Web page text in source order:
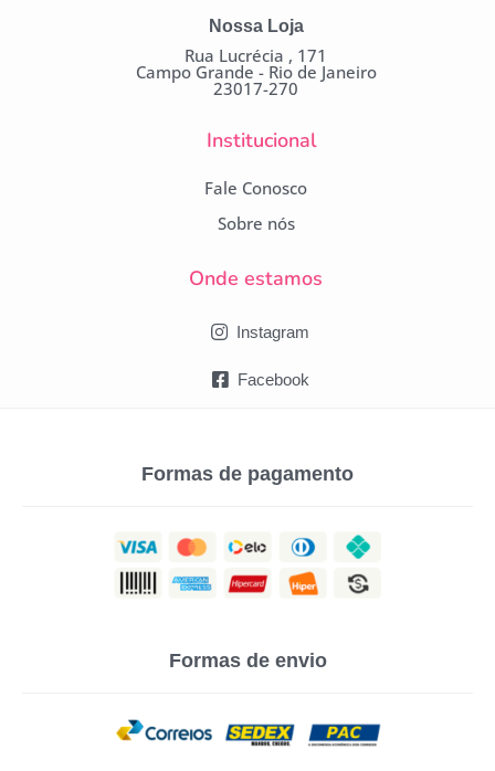
Nossa Loja
Rua Lucrécia , 171
Campo Grande - Rio de Janeiro
23017-270
Institucional
Fale Conosco
Sobre nós
Onde estamos
Instagram
Facebook
Formas de pagamento
Formas de envio